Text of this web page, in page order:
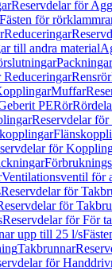
Reservdelar för
Fästen för
Reduceringar
till andra material
Packningar
ReduceringarRensrör
Muffar
PERör
Reservdelar
för
Ventilationsventil för
Reservdelar för
för
Reservdelar för För
upp till 25 l/s
Takbrunnar
för